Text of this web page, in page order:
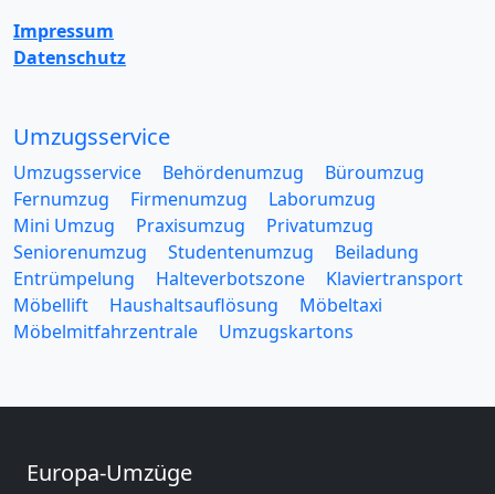
Impressum
Datenschutz
Umzugsservice
Umzugsservice Behördenumzug
Büroumzug
Fernumzug
Firmenumzug
Laborumzug
Mini Umzug
Praxisumzug
Privatumzug
Seniorenumzug
Studentenumzug
Beiladung
Entrümpelung
Halteverbotszone
Klaviertransport
Möbellift
Haushaltsauflösung
Möbeltaxi
Möbelmitfahrzentrale
Umzugskartons
Europa-Umzüge